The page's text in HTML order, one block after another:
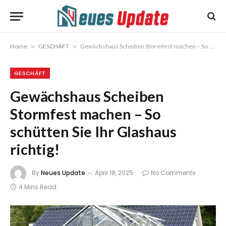
Home » GESCHÄFT » Gewächshaus Scheiben Stormfest machen – So schütten Sie Ihr Glashaus richtig!
GESCHÄFT
Gewächshaus Scheiben
Stormfest machen – So
schütten Sie Ihr Glashaus
richtig!
ByNeues Update April 18, 2025
No Comments
4 Mins Read